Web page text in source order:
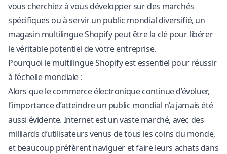
vous cherchiez à vous développer sur des marchés
spécifiques ou à servir un public mondial diversifié, un
magasin multilingue Shopify peut être la clé pour libérer
le véritable potentiel de votre entreprise.
Pourquoi le multilingue Shopify est essentiel pour réussir
à l’échelle mondiale :
Alors que le commerce électronique continue d’évoluer,
l’importance d’atteindre un public mondial n’a jamais été
aussi évidente. Internet est un vaste marché, avec des
milliards d’utilisateurs venus de tous les coins du monde,
et beaucoup préfèrent naviguer et faire leurs achats dans